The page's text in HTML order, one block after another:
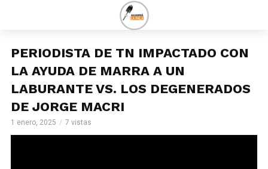
PERIODISTA DE TN IMPACTADO CON
LA AYUDA DE MARRA A UN
LABURANTE VS. LOS DEGENERADOS
DE JORGE MACRI
1 enero, 2025 7 vistas